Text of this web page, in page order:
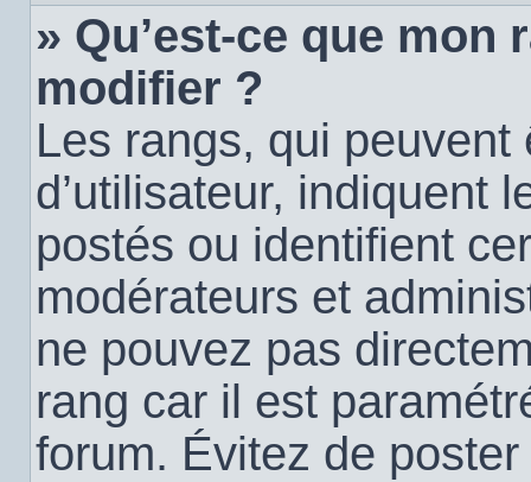
» Qu’est-ce que mon
modifier ?
Les rangs, qui
d’utilisateur, indiquent
postés ou identifient
modérateurs et
ne pouvez pas
rang car il est
forum. Évitez de